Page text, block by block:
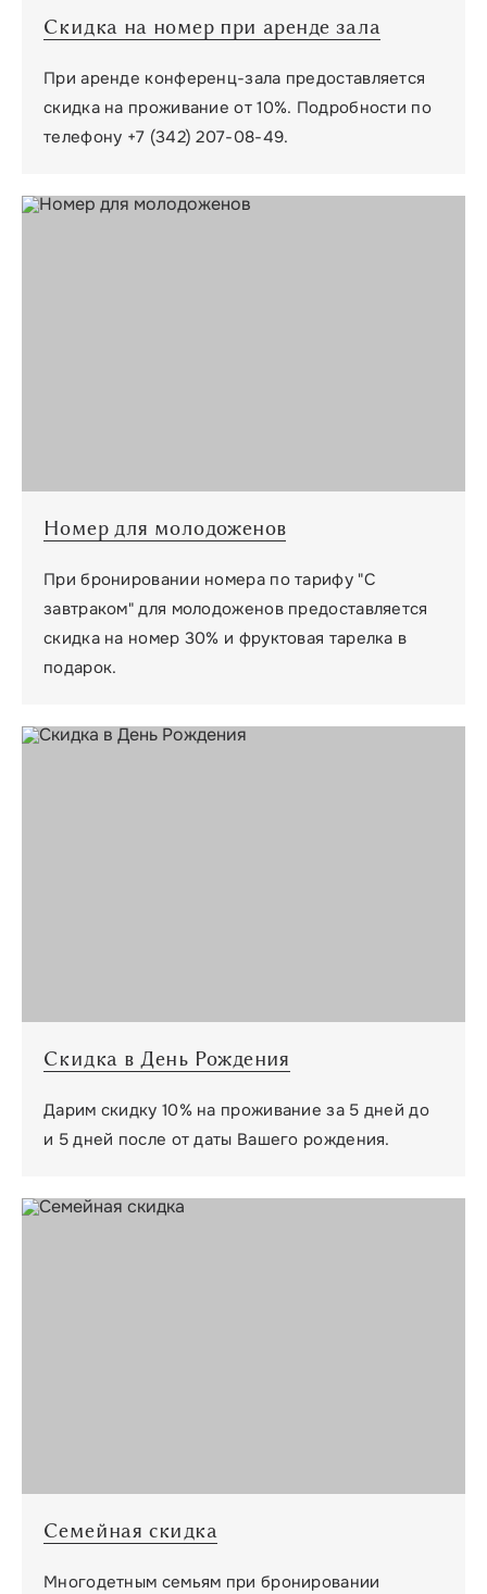
Скидка на номер при аренде зала
При аренде конференц-зала предоставляется
скидка на проживание от 10%. Подробности по
телефону +7 (342) 207-08-49.
Номер для молодоженов
При бронировании номера по тарифу "С
завтраком" для молодоженов предоставляется
скидка на номер 30% и фруктовая тарелка в
подарок.
Скидка в День Рождения
Дарим скидку 10% на проживание за 5 дней до
и 5 дней после от даты Вашего рождения.
Семейная скидка
Многодетным семьям при бронировании